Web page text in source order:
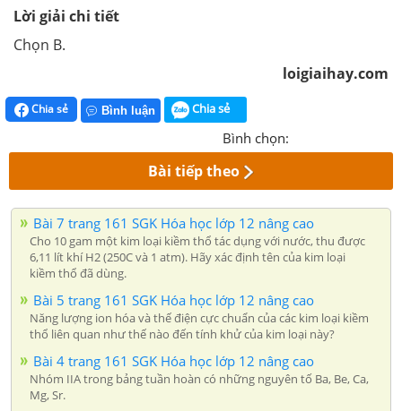
Lời giải chi tiết
Chọn B.
loigiaihay.com
Chia sẻ Bình luận Chia sẻ
Bình chọn:
Bài tiếp theo
Bài 7 trang 161 SGK Hóa học lớp 12 nâng cao
Cho 10 gam một kim loại kiềm thổ tác dụng với nước, thu được
6,11 lít khí H2 (250C và 1 atm). Hãy xác định tên của kim loại
kiềm thổ đã dùng.
Bài 5 trang 161 SGK Hóa học lớp 12 nâng cao
Năng lượng ion hóa và thế điện cực chuẩn của các kim loại kiềm
thổ liên quan như thế nào đến tính khử của kim loại này?
Bài 4 trang 161 SGK Hóa học lớp 12 nâng cao
Nhóm IIA trong bảng tuần hoàn có những nguyên tố Ba, Be, Ca,
Mg, Sr.